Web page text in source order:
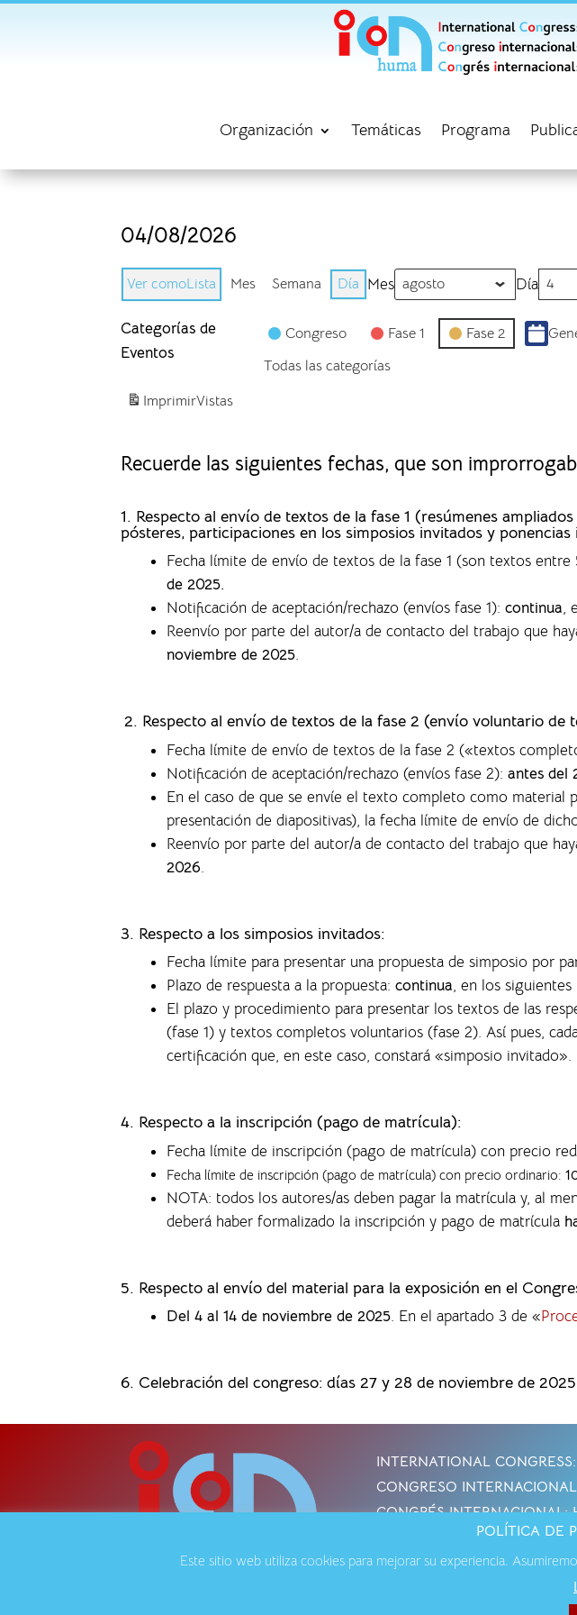
Organización Temáticas Programa
04/08/2026
Ver comoLista Mes Semana Día Mes Día
Categorías de
Eventos
Congreso Fase 1 Fase 2
Todas las categorías
ImprimirVistas
Recuerde las siguientes fechas, que son
1. Respecto al envío de textos de la fase 1 (resúmenes
pósteres, participaciones en los simposios invitados y ponencias
Fecha límite de envío de textos de la fase 1 (son textos
de 2025.
Notificación de aceptación/rechazo (envíos fase 1):continua,
Reenvío por parte del autor/a de contacto del trabajo que
noviembre de 2025.
2. Respecto al envío de textos de la fase 2 (envío voluntario de
Fecha límite de envío de textos de la fase 2 («textos
Notificación de aceptación/rechazo (envíos fase 2):antes del
En el caso de que se envíe el texto completo como material
presentación de diapositivas), la fecha límite de envío de
Reenvío por parte del autor/a de contacto del trabajo que
2026.
3. Respecto a los simposios invitados:
Fecha límite para presentar una propuesta de simposio por
Plazo de respuesta a la propuesta:continua, en los siguientes
El plazo y procedimiento para presentar los textos de las
(fase 1) y textos completos voluntarios (fase 2). Así pues,
certificación que, en este caso, constará «simposio invitado».
4. Respecto a la inscripción (pago de matrícula):
Fecha límite de inscripción (pago de matrícula) con precio
Fecha límite de inscripción (pago de matrícula) con precio ordinario:
NOTA: todos los autores/as deben pagar la matrícula y, al
deberá haber formalizado la inscripción y pago de matrícula
5. Respecto al envío del material para la exposición en el
Del 4 al 14 de noviembre de 2025. En el apartado 3 de «
6. Celebración del congreso: días 27 y 28 de noviembre de
INTERNATIONAL
CONGRESO
CONGRÉS INTERNACIONAL:
Avisos Legales·Política de
POLÍTICA DE
Este sitio web utiliza cookies para mejorar su experiencia.